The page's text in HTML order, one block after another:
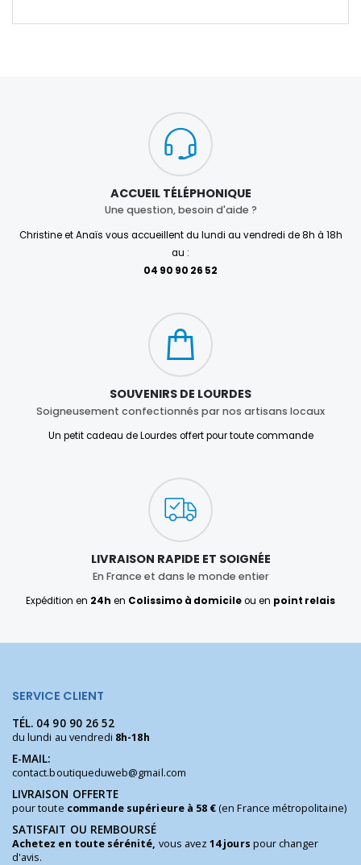
ACCUEIL TÉLÉPHONIQUE
Une question, besoin d'aide ?
Christine et Anaïs vous accueillent du lundi au vendredi de 8h à 18h
au :
04 90 90 26 52
SOUVENIRS DE LOURDES
Soigneusement confectionnés par nos artisans locaux
Un petit cadeau de Lourdes offert pour toute commande
LIVRAISON RAPIDE ET SOIGNÉE
En France et dans le monde entier
Expédition en 24h en Colissimo à domicileou en point relais
SERVICE CLIENT
TÉL. 04 90 90 26 52
du lundi au vendredi 8h-18h
E-MAIL:
contact.boutiqueduweb@gmail.com
LIVRAISON OFFERTE
pour toute commande supérieure à 58 €(en France métropolitaine)
SATISFAIT OU REMBOURSÉ
Achetez en toute sérénité, vous avez14 jours pour changer
d'avis.